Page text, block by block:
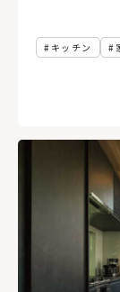
キッチン